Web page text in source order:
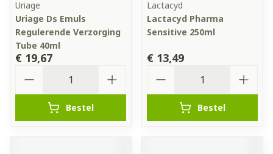
Uriage
Uriage Ds Emuls
Regulerende Verzorging
Tube 40ml
€ 19,67
Bestel
Lactacyd
Lactacyd Pharma
Sensitive 250ml
€ 13,49
Bestel